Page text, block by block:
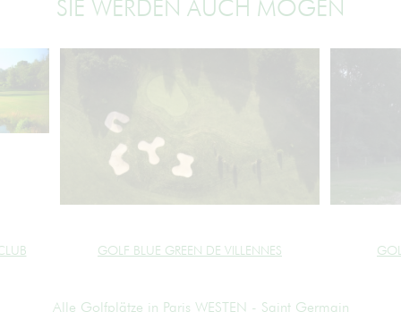
SIE WERDEN AUCH MÖGEN
GOLF BLUE GREEN DE VILLENNES
Alle Golfplätze in Paris WESTEN - Saint Germain